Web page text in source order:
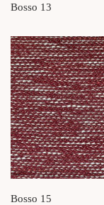
Bosso 13
Bosso 15